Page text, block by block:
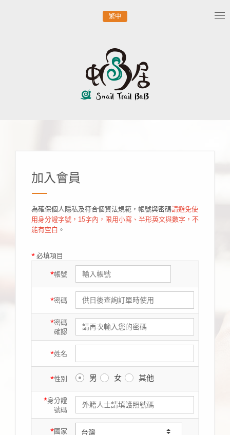
繁中
加入會員
為確保個人隱私及符合個資法規範，帳號與密碼請避免使
用身分證字號，15字內，限用小寫、半形英文與數字，不
能有空白 。
*必填項目
*帳號
*密碼
*密碼
確認
*姓名
*性別 男 女 其他
*身分證
號碼
*國家